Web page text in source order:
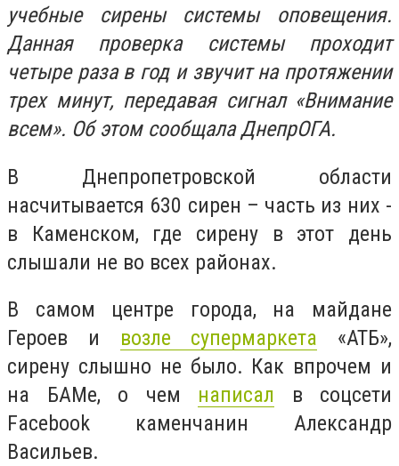
учебные сирены системы оповещения.
Данная проверка системы проходит
четыре раза в год и звучит на протяжении
трех минут, передавая сигнал «Внимание
всем». Об этом сообщала ДнепрОГА.
В Днепропетровской области
насчитывается 630 сирен – часть из них -
в Каменском, где сирену в этот день
слышали не во всех районах.
В самом центре города, на майдане
Героев и возле супермаркета «АТБ»,
сирену слышно не было. Как впрочем и
на БАМе, о чем написал в соцсети
Facebook каменчанин Александр
Васильев.